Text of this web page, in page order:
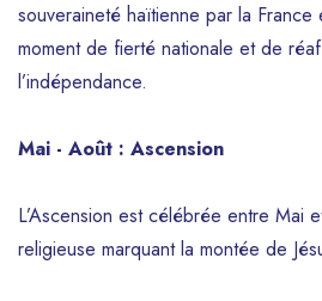
souveraineté haïtienne par la France
moment de fierté nationale et de
l’indépendance.
Mai - Août : Ascension
L’Ascension est célébrée entre Mai
religieuse marquant la montée de